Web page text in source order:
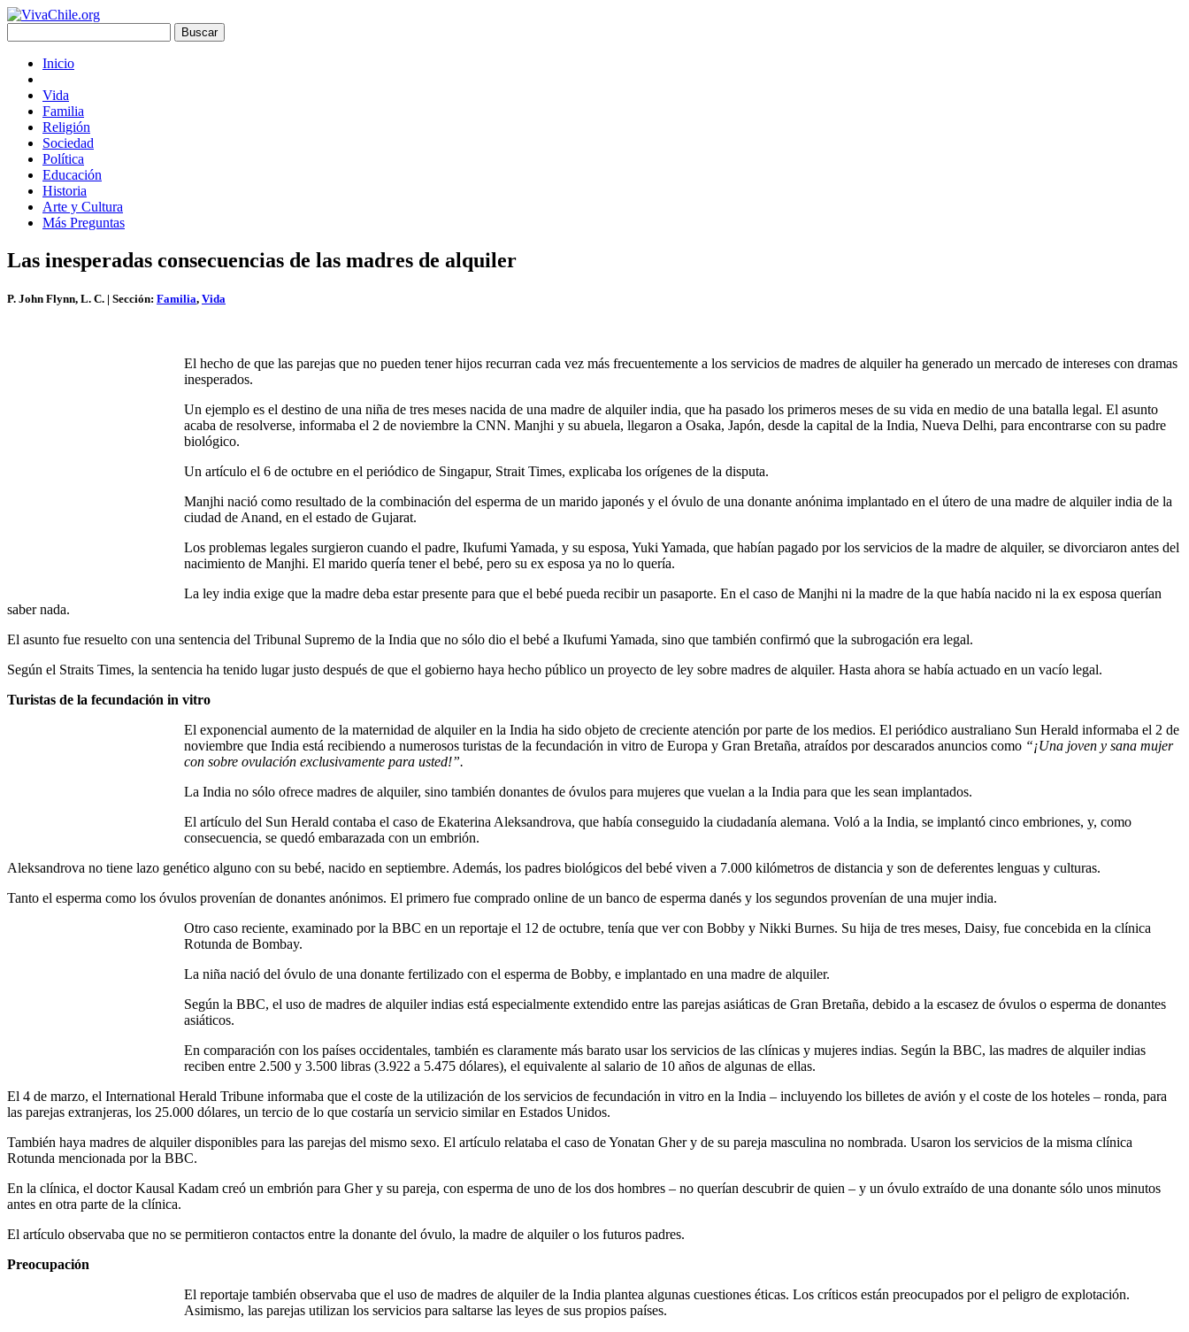
Inicio
Vida
Familia
Religión
Sociedad
Política
Educación
Historia
Arte y Cultura
Más Preguntas
Las inesperadas consecuencias de las madres de alquiler
P. John Flynn, L. C. | Sección: Familia, Vida
El hecho de que las parejas que no pueden tener hijos recurran cada vez más frecuentemente a los servicios de madres de alquiler ha generado un mercado de intereses con dramas
inesperados.
Un ejemplo es el destino de una niña de tres meses nacida de una madre de alquiler india, que ha pasado los primeros meses de su vida en medio de una batalla legal. El asunto
acaba de resolverse, informaba el 2 de noviembre la CNN. Manjhi y su abuela, llegaron a Osaka, Japón, desde la capital de la India, Nueva Delhi, para encontrarse con su padre
biológico.
Un artículo el 6 de octubre en el periódico de Singapur, Strait Times, explicaba los orígenes de la disputa.
Manjhi nació como resultado de la combinación del esperma de un marido japonés y el óvulo de una donante anónima implantado en el útero de una madre de alquiler india de la
ciudad de Anand, en el estado de Gujarat.
Los problemas legales surgieron cuando el padre, Ikufumi Yamada, y su esposa, Yuki Yamada, que habían pagado por los servicios de la madre de alquiler, se divorciaron antes del
nacimiento de Manjhi. El marido quería tener el bebé, pero su ex esposa ya no lo quería.
La ley india exige que la madre deba estar presente para que el bebé pueda recibir un pasaporte. En el caso de Manjhi ni la madre de la que había nacido ni la ex esposa querían
saber nada.
El asunto fue resuelto con una sentencia del Tribunal Supremo de la India que no sólo dio el bebé a Ikufumi Yamada, sino que también confirmó que la subrogación era legal.
Según el Straits Times, la sentencia ha tenido lugar justo después de que el gobierno haya hecho público un proyecto de ley sobre madres de alquiler. Hasta ahora se había actuado en un vacío legal.
Turistas de la fecundación in vitro
El exponencial aumento de la maternidad de alquiler en la India ha sido objeto de creciente atención por parte de los medios. El periódico australiano Sun Herald informaba el 2 de
noviembre que India está recibiendo a numerosos turistas de la fecundación in vitro de Europa y Gran Bretaña, atraídos por descarados anuncios como “¡Una joven y sana mujer
con sobre ovulación exclusivamente para usted!”.
La India no sólo ofrece madres de alquiler, sino también donantes de óvulos para mujeres que vuelan a la India para que les sean implantados.
El artículo del Sun Herald contaba el caso de Ekaterina Aleksandrova, que había conseguido la ciudadanía alemana. Voló a la India, se implantó cinco embriones, y, como
consecuencia, se quedó embarazada con un embrión.
Aleksandrova no tiene lazo genético alguno con su bebé, nacido en septiembre. Además, los padres biológicos del bebé viven a 7.000 kilómetros de distancia y son de deferentes lenguas y culturas.
Tanto el esperma como los óvulos provenían de donantes anónimos. El primero fue comprado online de un banco de esperma danés y los segundos provenían de una mujer india.
Otro caso reciente, examinado por la BBC en un reportaje el 12 de octubre, tenía que ver con Bobby y Nikki Burnes. Su hija de tres meses, Daisy, fue concebida en la clínica
Rotunda de Bombay.
La niña nació del óvulo de una donante fertilizado con el esperma de Bobby, e implantado en una madre de alquiler.
Según la BBC, el uso de madres de alquiler indias está especialmente extendido entre las parejas asiáticas de Gran Bretaña, debido a la escasez de óvulos o esperma de donantes
asiáticos.
En comparación con los países occidentales, también es claramente más barato usar los servicios de las clínicas y mujeres indias. Según la BBC, las madres de alquiler indias
reciben entre 2.500 y 3.500 libras (3.922 a 5.475 dólares), el equivalente al salario de 10 años de algunas de ellas.
El 4 de marzo, el International Herald Tribune informaba que el coste de la utilización de los servicios de fecundación in vitro en la India – incluyendo los billetes de avión y el coste de los hoteles – ronda, para
las parejas extranjeras, los 25.000 dólares, un tercio de lo que costaría un servicio similar en Estados Unidos.
También haya madres de alquiler disponibles para las parejas del mismo sexo. El artículo relataba el caso de Yonatan Gher y de su pareja masculina no nombrada. Usaron los servicios de la misma clínica
Rotunda mencionada por la BBC.
En la clínica, el doctor Kausal Kadam creó un embrión para Gher y su pareja, con esperma de uno de los dos hombres – no querían descubrir de quien – y un óvulo extraído de una donante sólo unos minutos
antes en otra parte de la clínica.
El artículo observaba que no se permitieron contactos entre la donante del óvulo, la madre de alquiler o los futuros padres.
Preocupación
El reportaje también observaba que el uso de madres de alquiler de la India plantea algunas cuestiones éticas. Los críticos están preocupados por el peligro de explotación.
Asimismo, las parejas utilizan los servicios para saltarse las leyes de sus propios países.